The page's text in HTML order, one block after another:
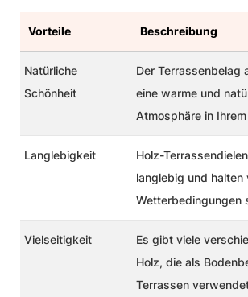
Vorteile Beschreibung
Natürliche
Schönheit
Der Terrassenbelag
eine warme und
Atmosphäre in
Langlebigkeit
Holz-
langlebig und halten
Wetterbedingungen
Vielseitigkeit
Es gibt viele
Holz, die als
Terrassen